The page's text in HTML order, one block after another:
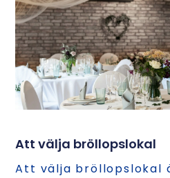
Att välja bröllopslokal
Att välja bröllopslokal